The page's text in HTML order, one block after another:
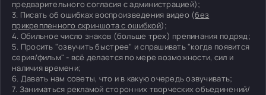
предварительного согласия с администрацией);
3. Писать об ошибках воспроизведения видео (без
прикрепленного скриншота с ошибкой);
4. Обильное число знаков (больше трех) препинания подряд;
5. Просить "озвучить быстрее" и спрашивать "когда появится
серия/фильм" - всё делается по мере возможности, сил и
наличия времени;
6. Давать нам советы, что и в какую очередь озвучивать;
7. Заниматься рекламой сторонних творческих объединений/